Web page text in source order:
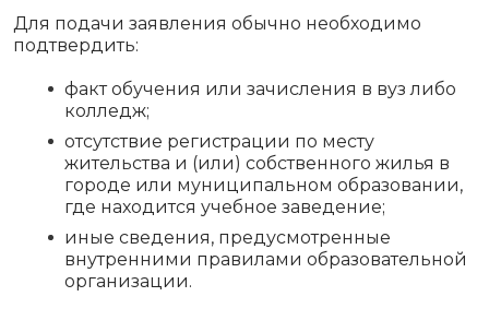
Для подачи заявления обычно необходимо
подтвердить:
факт обучения или зачисления в вуз либо
колледж;
отсутствие регистрации по месту
жительства и (или) собственного жилья в
городе или муниципальном образовании,
где находится учебное заведение;
иные сведения, предусмотренные
внутренними правилами образовательной
организации.